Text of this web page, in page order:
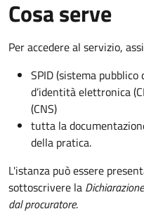
Cosa serve
Per accedere al servizio,
SPID (sistema
d’identità elettronica
(CNS)
tutta la
della pratica.
L'istanza può essere
sottoscrivere la
dal procuratore.